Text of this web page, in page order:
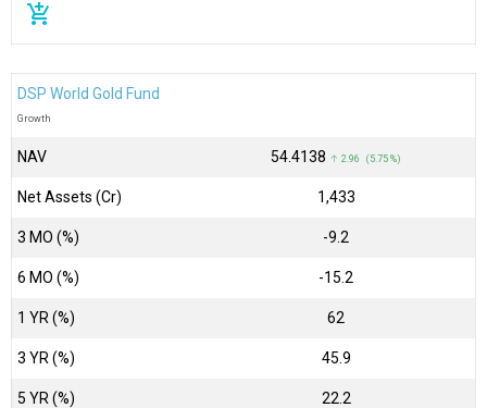
add_shopping_cart
DSP World Gold Fund
Growth
NAV ₹54.4138 ↑ 2.96 (5.75 %)
Net Assets (Cr) ₹1,433
3 MO (%) -9.2
6 MO (%) -15.2
1 YR (%) 62
3 YR (%) 45.9
5 YR (%) 22.2